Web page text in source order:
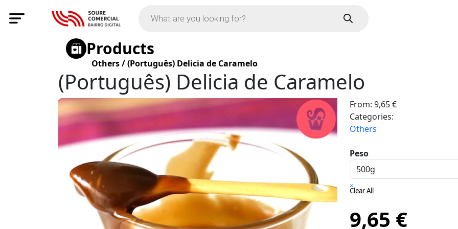
Products
Others/(Português) Delicia de Caramelo
(Português) Delicia de Caramelo
From: 9,65€
Categories:
Others
Peso
×
Clear All
9,65 €